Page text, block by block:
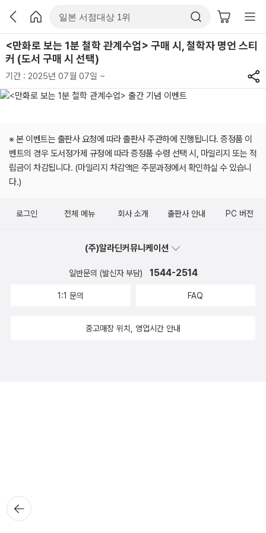
<만화로 보는 1분 철학 관계수업> 구매 시, 철학자 명언 스티
커 (도서 구매 시 선택)
기간 : 2025년 07월 07일 ~
※ 본 이벤트는 출판사 요청에 따라 출판사 주관하에 진행됩니다. 증정품 이
벤트의 경우 도서정가제 규정에 따라 증정품 수령 선택 시, 마일리지 또는 적
립금이 차감됩니다. (마일리지 차감액은 주문과정에서 확인하실 수 있습니
다.)
뒤로가
기
로그인 전체 메뉴 회사 소개 출판사 안내 PC 버전
(주)알라딘커뮤니케이션
일반문의 (발신자 부담) 1544-2514
1:1 문의 FAQ
중고매장 위치, 영업시간 안내